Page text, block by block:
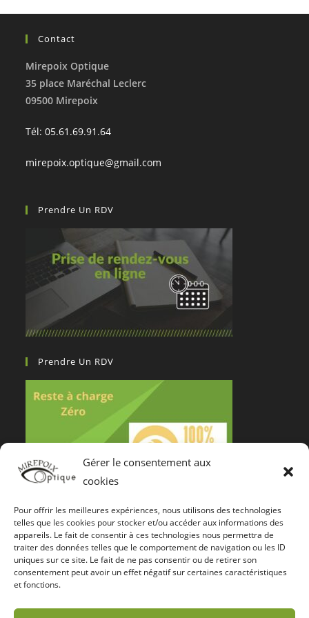
Gérer le consentement aux
cookies
Pour offrir les meilleures expériences, nous utilisons des technologies
telles que les cookies pour stocker et/ou accéder aux informations des
appareils. Le fait de consentir à ces technologies nous permettra de
traiter des données telles que le comportement de navigation ou les ID
uniques sur ce site. Le fait de ne pas consentir ou de retirer son
consentement peut avoir un effet négatif sur certaines caractéristiques
et fonctions.
Contact
Mirepoix Optique
35 place Maréchal Leclerc
09500 Mirepoix
Tél: 05.61.69.91.64
mirepoix.optique@gmail.com
Prendre Un RDV
Prendre Un RDV
Notre Certification De Services